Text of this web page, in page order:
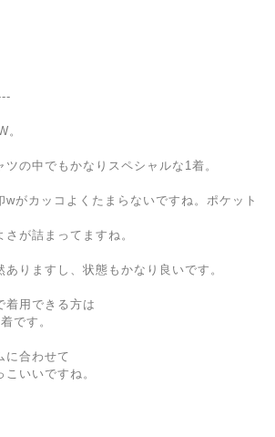
。
の中でもかなりスペシャルな1着。
wがカッコよくたまらないですね。ポケット
が詰まってますね。
りますし、状態もかなり良いです。
着用できる方は
です。
に合わせて
いいですね。